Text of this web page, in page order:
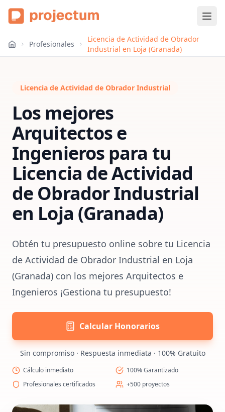
Profesionales
Licencia de Actividad de Obrador
Industrial en Loja (Granada)
Licencia de Actividad de Obrador Industrial
Los mejores
Arquitectos e
Ingenieros para tu
Licencia de Actividad
de Obrador Industrial
en Loja (Granada)
Obtén tu presupuesto online sobre tu Licencia
de Actividad de Obrador Industrial en Loja
(Granada) con los mejores Arquitectos e
Ingenieros ¡Gestiona tu presupuesto!
Calcular Honorarios
Sin compromiso · Respuesta inmediata · 100% Gratuito
Cálculo inmediato
100% Garantizado
Profesionales certificados
+500 proyectos